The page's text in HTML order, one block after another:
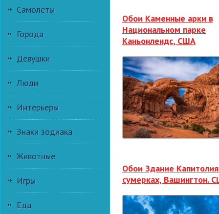
Самолеты
Города
Девушки
Люди
Интерьеры
Знаки зодиака
Животные
Игры
Еда
Обои Каменные арки в
Национальном парке
Каньонлендс, США
Обои Здание
сумерках, Вашингтон.